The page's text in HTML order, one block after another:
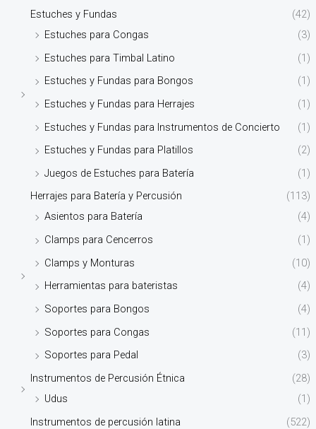
Estuches y Fundas
(42)
Estuches para Congas
(3)
Estuches para Timbal Latino
(1)
Estuches y Fundas para Bongos
(1)
Estuches y Fundas para Herrajes
(1)
Estuches y Fundas para Instrumentos de Concierto
(1)
Estuches y Fundas para Platillos
(2)
Juegos de Estuches para Batería
(1)
Herrajes para Batería y Percusión
(113)
Asientos para Batería
(4)
Clamps para Cencerros
(1)
Clamps y Monturas
(10)
Herramientas para bateristas
(4)
Soportes para Bongos
(4)
Soportes para Congas
(11)
Soportes para Pedal
(3)
Instrumentos de Percusión Étnica
(28)
Udus
(1)
Instrumentos de percusión latina
(522)